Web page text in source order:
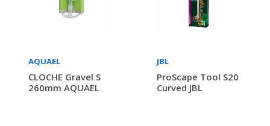
AQUAEL
CLOCHE Gravel S
260mm AQUAEL
JBL
ProScape Tool S20
Curved JBL